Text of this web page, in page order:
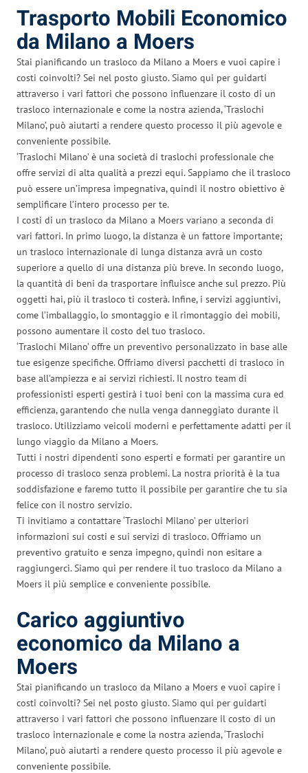
Trasporto Mobili Economico
da Milano a Moers
Stai pianificando un trasloco da Milano a Moers e vuoi capire i
costi coinvolti? Sei nel posto giusto. Siamo qui per guidarti
attraverso i vari fattori che possono influenzare il costo di un
trasloco internazionale e come la nostra azienda, ‘Traslochi
Milano’, può aiutarti a rendere questo processo il più agevole e
conveniente possibile.
‘Traslochi Milano’ è una società di traslochi professionale che
offre servizi di alta qualità a prezzi equi. Sappiamo che il trasloco
può essere un’impresa impegnativa, quindi il nostro obiettivo è
semplificare l’intero processo per te.
I costi di un trasloco da Milano a Moers variano a seconda di
vari fattori. In primo luogo, la distanza è un fattore importante;
un trasloco internazionale di lunga distanza avrà un costo
superiore a quello di una distanza più breve. In secondo luogo,
la quantità di beni da trasportare influisce anche sul prezzo. Più
oggetti hai, più il trasloco ti costerà. Infine, i servizi aggiuntivi,
come l’imballaggio, lo smontaggio e il rimontaggio dei mobili,
possono aumentare il costo del tuo trasloco.
‘Traslochi Milano’ offre un preventivo personalizzato in base alle
tue esigenze specifiche. Offriamo diversi pacchetti di trasloco in
base all’ampiezza e ai servizi richiesti. Il nostro team di
professionisti esperti gestirà i tuoi beni con la massima cura ed
efficienza, garantendo che nulla venga danneggiato durante il
trasloco. Utilizziamo veicoli moderni e perfettamente adatti per il
lungo viaggio da Milano a Moers.
Tutti i nostri dipendenti sono esperti e formati per garantire un
processo di trasloco senza problemi. La nostra priorità è la tua
soddisfazione e faremo tutto il possibile per garantire che tu sia
felice con il nostro servizio.
Ti invitiamo a contattare ‘Traslochi Milano’ per ulteriori
informazioni sui costi e sui servizi di trasloco. Offriamo un
preventivo gratuito e senza impegno, quindi non esitare a
raggiungerci. Siamo qui per rendere il tuo trasloco da Milano a
Moers il più semplice e conveniente possibile.
Carico aggiuntivo
economico da Milano a
Moers
Stai pianificando un trasloco da Milano a Moers e vuoi capire i
costi coinvolti? Sei nel posto giusto. Siamo qui per guidarti
attraverso i vari fattori che possono influenzare il costo di un
trasloco internazionale e come la nostra azienda, ‘Traslochi
Milano’, può aiutarti a rendere questo processo il più agevole e
conveniente possibile.